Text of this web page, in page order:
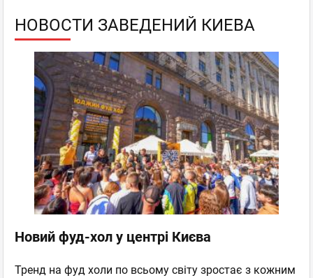
НОВОСТИ ЗАВЕДЕНИЙ КИЕВА
Новий фуд-хол у центрі Києва
​​​​​​​Тренд на фуд холи по всьому світу зростає з кожним